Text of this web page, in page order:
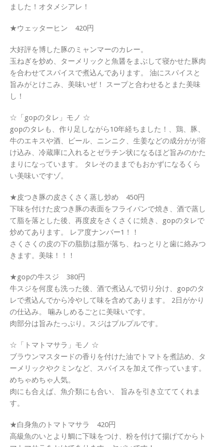
ました！オタメシアレ！
★ウェッターヒン 420円
大好評を博した豚のミャンマーのカレー。
玉ねぎを炒め、ターメリックと魚醤をまぶして寝かせた豚肉
を合わせてスパイスで煮込んであります。 油にスパイスと
旨みがとけこみ、美味いぜ！ スープと合わせるとまた美味
し！
☆「gopのタレ」モノ ☆
gopのタレも、作り足しながら10年経ちました！、鶏、豚、
牛のエキスや酒、ビール、ニンニク、生姜などの成分がが溶
け込み、冷蔵庫に入れるとゼラチン状になるほど旨みのかた
まりになっています。 タレそのままでもおかずになるくら
い美味いですゾ。
★皮つき豚の皮さくさく蒸し炒め 450円
下味を付けた皮つき豚の表面をフライパンで焼き、酒で蒸し
て脂を落とした後、再度皮をさくさくに焼き、gopのタレで
炒めてあります。 レア度ナンバー1！！
さくさくの皮の下の脂肪は脂が落ち、ねっとりと歯に絡みつ
きます。美味！！！
★gopの牛スジ 380円
牛スジを何度も洗った後、酒で煮込んで切り分け、gopのタ
レで煮込んでから冷やして味を含めてあります。 2日がかり
の仕込み。 噛みしめるごとに美味いです。
肉部分は旨みたっぷり。スジはプルプルです。
☆「トマトマサラ」モノ ☆
ブラウンマスタードの香りを付けた油でトマトを煮詰め、タ
ーメリックやクミンなど、スパイスを加えて作っています。
めちゃめちゃ人気。
肉にも合えば、魚介類にも合い、 旨みを引き立ててくれま
す。
★白身魚のトマトマサラ 420円
高級魚のいとより鯛に下味をつけ、粉を付けて揚げてからト